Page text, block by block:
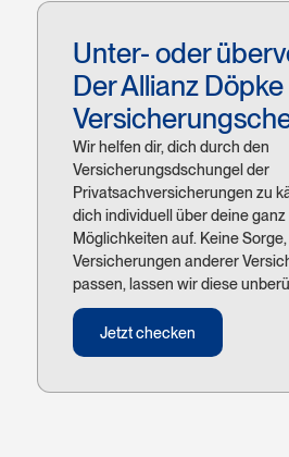
Unter- oder
Der Allianz Döpke
Wir helfen dir, dich durch den
Versicherungsdschungel der
Privatsachversicherungen zu
dich individuell über deine
Möglichkeiten auf. Keine
Versicherungen anderer
passen, lassen wir diese
Jetzt checken